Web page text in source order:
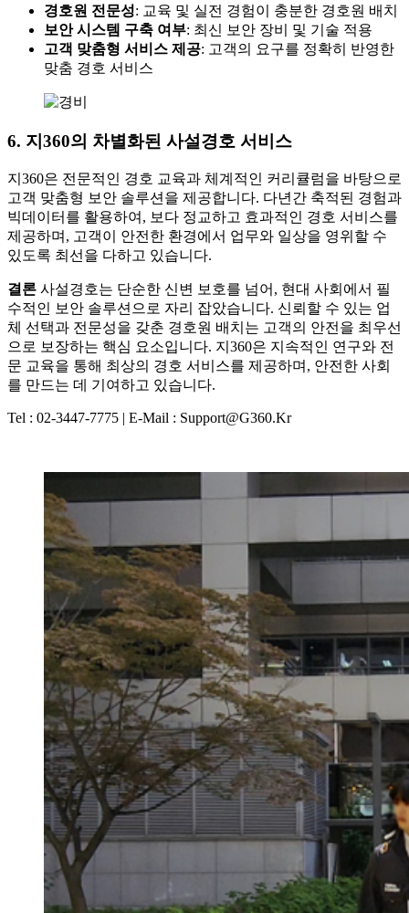
경호원 전문성: 교육 및 실전 경험이 충분한 경호원 배치
보안 시스템 구축 여부: 최신 보안 장비 및 기술 적용
고객 맞춤형 서비스 제공: 고객의 요구를 정확히 반영한
맞춤 경호 서비스
6. 지360의 차별화된 사설경호 서비스
지360은 전문적인 경호 교육과 체계적인 커리큘럼을 바탕으로
고객 맞춤형 보안 솔루션을 제공합니다. 다년간 축적된 경험과
빅데이터를 활용하여, 보다 정교하고 효과적인 경호 서비스를
제공하며, 고객이 안전한 환경에서 업무와 일상을 영위할 수
있도록 최선을 다하고 있습니다.
결론 사설경호는 단순한 신변 보호를 넘어, 현대 사회에서 필
수적인 보안 솔루션으로 자리 잡았습니다. 신뢰할 수 있는 업
체 선택과 전문성을 갖춘 경호원 배치는 고객의 안전을 최우선
으로 보장하는 핵심 요소입니다. 지360은 지속적인 연구와 전
문 교육을 통해 최상의 경호 서비스를 제공하며, 안전한 사회
를 만드는 데 기여하고 있습니다.
Tel : 02-3447-7775 | E-Mail : Support@g360.kr